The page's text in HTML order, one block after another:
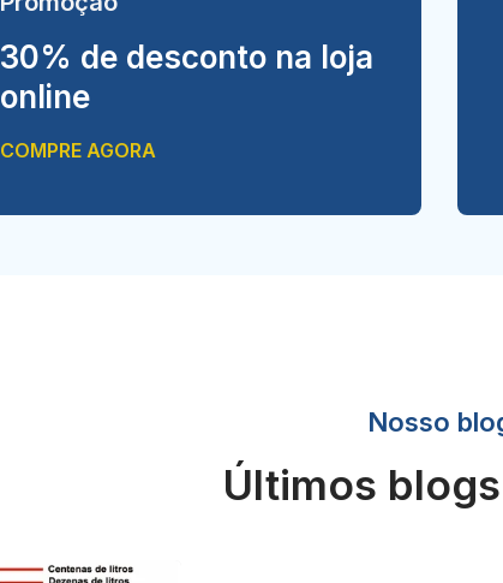
30% de desconto na loja
online
COMPRE AGORA
Nosso
Últimos